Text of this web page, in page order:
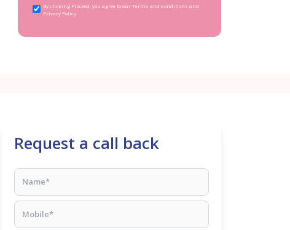
By clicking Proceed, you agree to our Terms and Conditions and
Privacy Policy
Request a call back